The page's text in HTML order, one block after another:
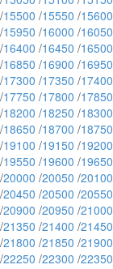
/15500 /15550 /15600
/15950 /16000 /16050
/16400 /16450 /16500
/16850 /16900 /16950
/17300 /17350 /17400
/17750 /17800 /17850
/18200 /18250 /18300
/18650 /18700 /18750
/19100 /19150 /19200
/19550 /19600 /19650
/20000 /20050 /20100
/20450 /20500 /20550
/20900 /20950 /21000
/21350 /21400 /21450
/21800 /21850 /21900
/22250 /22300 /22350